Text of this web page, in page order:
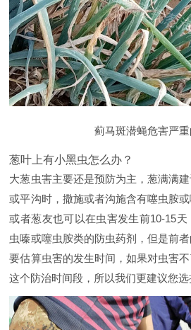
蓟马斑潜蝇危害严
葱叶上有小黑虫怎么办？
大葱虫害主要还是预防为主，葱满满
或平沟时，撒施或者沟施含有噻虫胺
或者葱友也可以在虫害发生前10-15
虫嗪或噻虫胺类的防虫药剂，但是前
要估算虫害的发生时间，如果对虫害
这个防治时间段，所以我们更建议您选